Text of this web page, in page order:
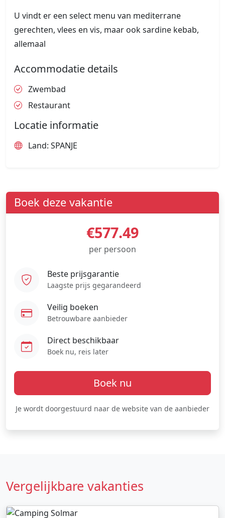
U vindt er een select menu van mediterrane
gerechten, vlees en vis, maar ook sardine kebab,
allemaal
Accommodatie details
Zwembad
Restaurant
Locatie informatie
Land: SPANJE
Boek deze vakantie
€577.49
per persoon
Beste prijsgarantie
Laagste prijs gegarandeerd
Veilig boeken
Betrouwbare aanbieder
Direct beschikbaar
Boek nu, reis later
Boek nu
Je wordt doorgestuurd naar de website van de aanbieder
Vergelijkbare vakanties